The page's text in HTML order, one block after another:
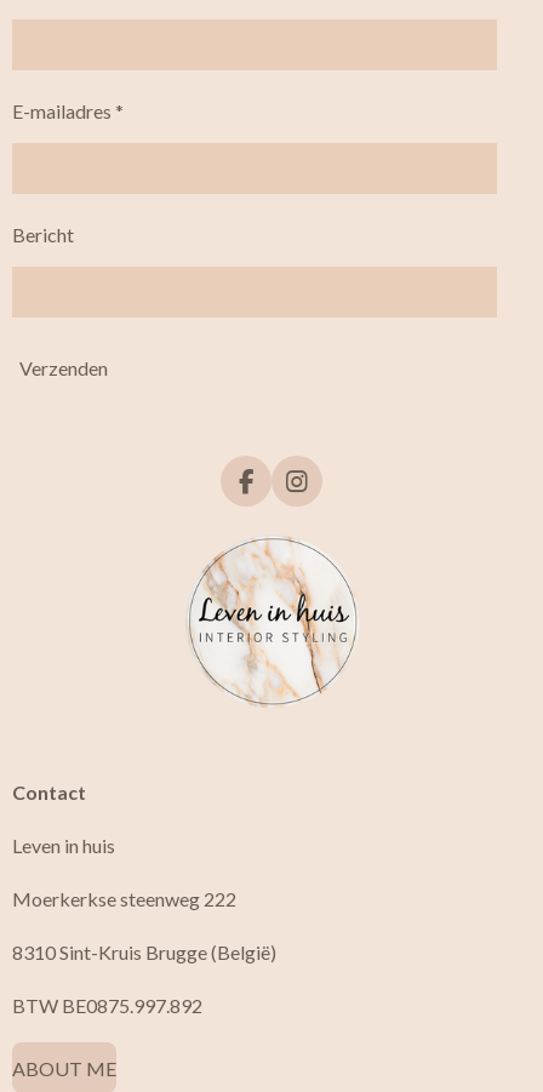
E-mailadres *
Bericht
Verzenden
F
a
c
e
b
o
o
k
I
n
s
t
a
g
r
Contact
Leven in huis
Moerkerkse steenweg 222
8310 Sint-Kruis Brugge (België)
BTW BE0875.997.892
ABOUT ME